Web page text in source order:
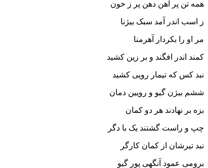
همه تن پر آهن دهن پر ز خون‏
ز اسب اندر آمد سبک بیژنا
مر او را بکردار آهرمنا
کمند اندر افگند و بر زین کشید
نبد کس که تیمار رویى کشید
ششم بیژن گیو و رویین دمان
بزه بر نهادند هر دو کمان‏
چپ و راست گشتند یک با دگر
نبد تیرشان از کمان کارگر
برومى عمود آنگهى پور گیو